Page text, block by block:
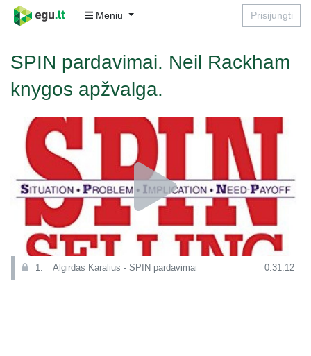
Meniu Prisijungti
SPIN pardavimai. Neil Rackham
knygos apžvalga.
1. Algirdas Karalius - SPIN pardavimai 0:31:12